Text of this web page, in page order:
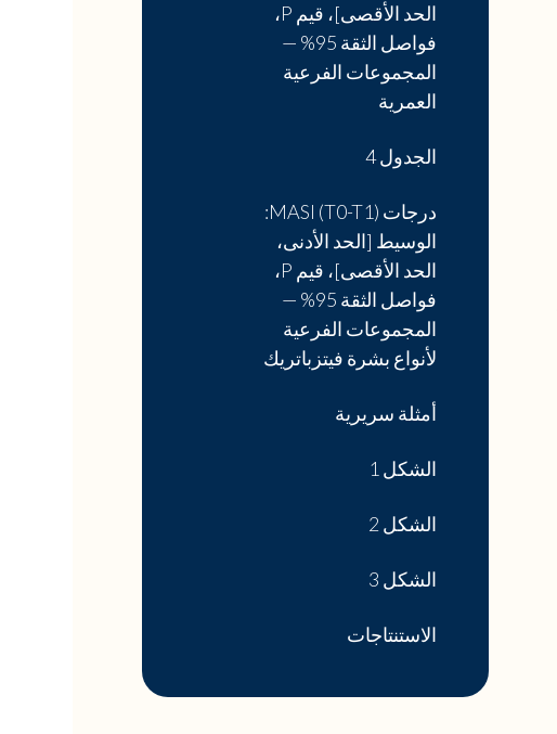
الحد الأقصى]، قيم P،
فواصل الثقة 95% —
المجموعات الفرعية
العمرية
الجدول 4
درجات MASI (T0-T1):
الوسيط [الحد الأدنى،
الحد الأقصى]، قيم P،
فواصل الثقة 95% —
المجموعات الفرعية
لأنواع بشرة فيتزباتريك
أمثلة سريرية
الشكل 1
الشكل 2
الشكل 3
الاستنتاجات